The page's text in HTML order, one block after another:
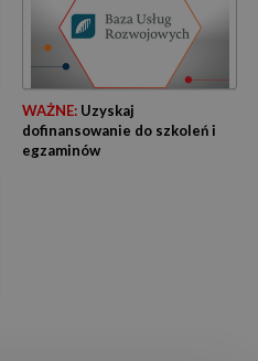
WAŻNE:Uzyskaj
dofinansowanie do szkoleń i
egzaminów